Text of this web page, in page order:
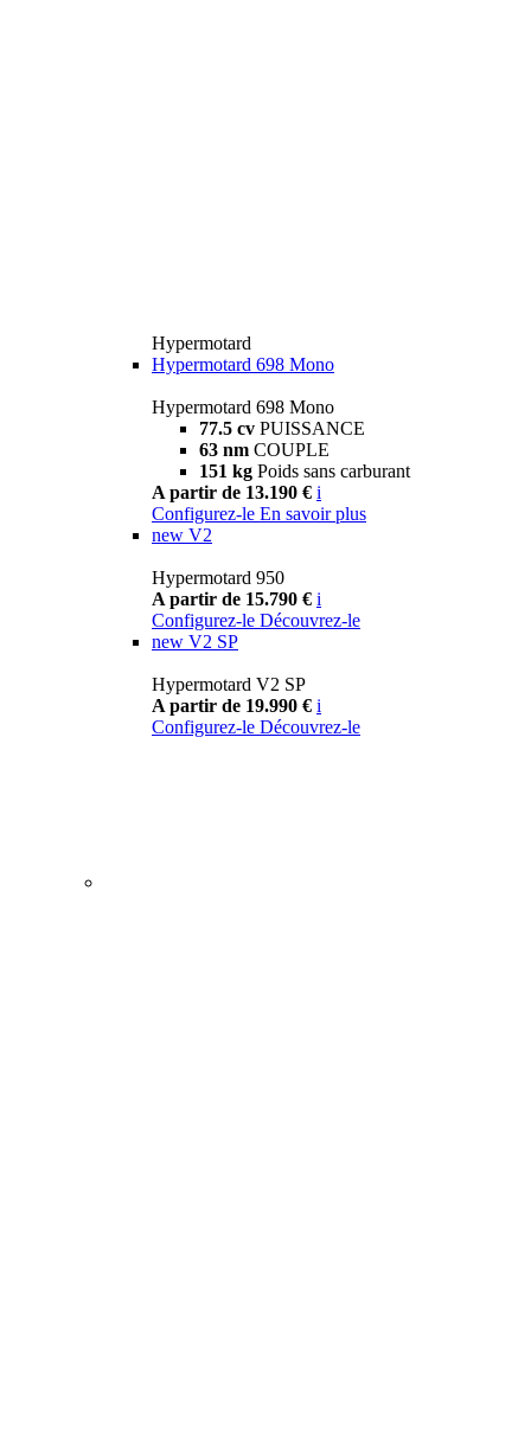
Hypermotard
Hypermotard 698 Mono
Hypermotard 698 Mono
77.5 cv PUISSANCE
63 nm COUPLE
151 kg Poids sans carburant
A partir de 13.190 € i
Configurez-le En savoir plus
new V2
Hypermotard 950
A partir de 15.790 € i
Configurez-le Découvrez-le
new V2 SP
Hypermotard V2 SP
A partir de 19.990 € i
Configurez-le Découvrez-le